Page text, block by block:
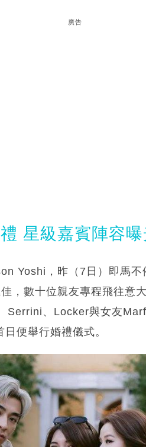
廣告
星級嘉賓陣容曝
Yoshi，昨（7日）即馬
，數十位親友專程飛往意
Serrini、Locker與女友
便舉行婚禮儀式。